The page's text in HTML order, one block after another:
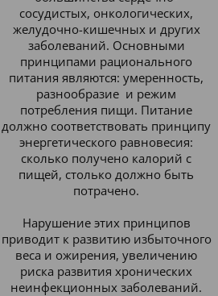
сосудистых, онкологических,
желудочно-кишечных и других
заболеваний. Основными
принципами рационального
питания являются: умеренность,
разнообразие и режим
потребления пищи. Питание
должно соответствовать принципу
энергетического равновесия:
сколько получено калорий с
пищей, столько должно быть
потрачено.
Нарушение этих принципов
приводит к развитию избыточного
веса и ожирения, увеличению
риска развития хронических
неинфекционных заболеваний.